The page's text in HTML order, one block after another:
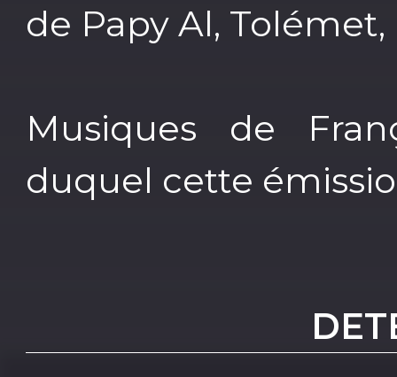
de Papy Al,
Musiques de
duquel cette